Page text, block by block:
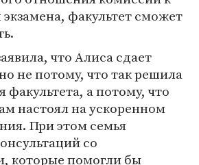
факультет сможет
что Алиса сдает
не потому, что так решила
а потому, что
настоял на ускоренном
При этом семья
со
которые помогли бы